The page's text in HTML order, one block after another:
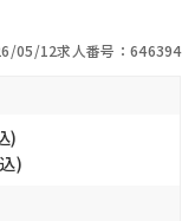
05/12求人番号：646394
)
)